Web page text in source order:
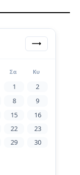
⟶
Σα Κυ
1
2
8
9
15
16
22
23
29
30